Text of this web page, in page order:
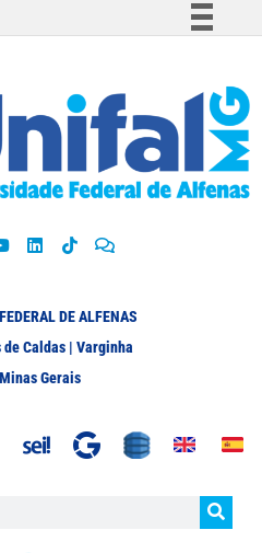
Participe
Acesso à informação
Legislação
DE ALFENAS
Caldas | Varginha
Gerais